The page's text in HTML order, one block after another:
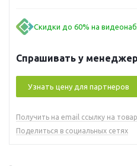
Скидки до 60% на
Спрашивать у
Узнать цену для партнеров
Получить на email ссылку на товар
Поделиться в социальных сетях